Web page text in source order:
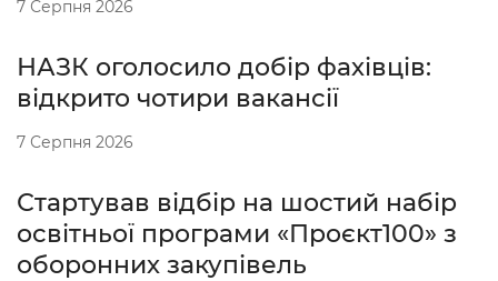
7 Серпня 2026
НАЗК оголосило добір фахівців:
відкрито чотири вакансії
7 Серпня 2026
Стартував відбір на шостий набір
освітньої програми «Проєкт100» з
оборонних закупівель